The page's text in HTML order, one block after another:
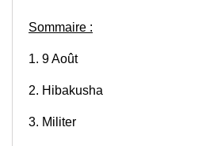
Sommaire :
1. 9 Août
2. Hibakusha
3. Militer